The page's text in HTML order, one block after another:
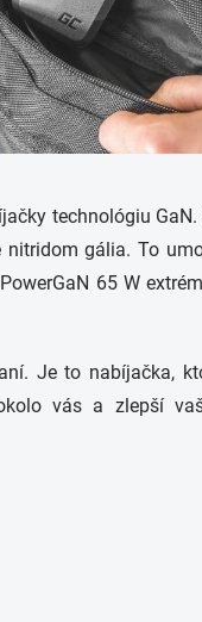
technológiu
nitridom gália. To
65 W
Je to nabíjačka,
vás a zlepší